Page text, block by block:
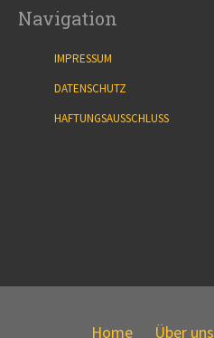
Navigation
IMPRESSUM
DATENSCHUTZ
HAFTUNGSAUSSCHLUSS
Home Über uns